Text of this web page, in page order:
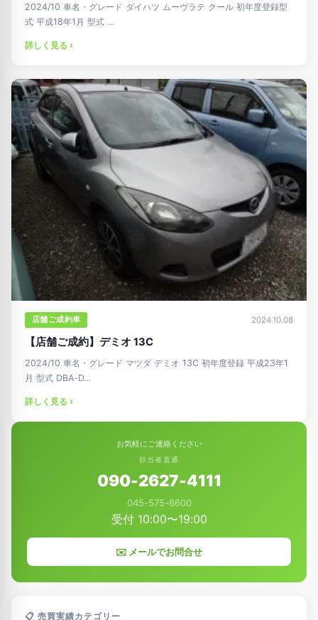
2024/10 車名・グレード ダイハツ ムーヴラテ クール 初年度登録型
式 平成18年1月 型式 …
詳しく見る ›
店舗ご成約車 2024.10.08
【店舗ご成約】デミオ 13C
2024/10 車名・グレード マツダ デミオ 13C 初年度登録 平成23年1
月 型式 DBA-D…
詳しく見る ›
お気軽にご連絡ください
担当者直通
090-2627-4111
045-575-6600
受付 10:00〜19:00
✉️ メールでお問合せ
📋 売買実績カテゴリー